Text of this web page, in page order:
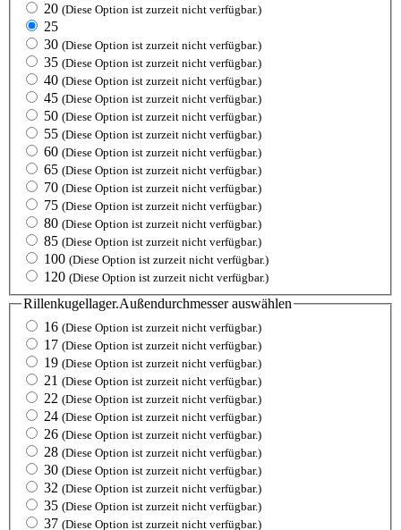
20 (Diese Option ist zurzeit nicht verfügbar.)
25
30 (Diese Option ist zurzeit nicht verfügbar.)
35 (Diese Option ist zurzeit nicht verfügbar.)
40 (Diese Option ist zurzeit nicht verfügbar.)
45 (Diese Option ist zurzeit nicht verfügbar.)
50 (Diese Option ist zurzeit nicht verfügbar.)
55 (Diese Option ist zurzeit nicht verfügbar.)
60 (Diese Option ist zurzeit nicht verfügbar.)
65 (Diese Option ist zurzeit nicht verfügbar.)
70 (Diese Option ist zurzeit nicht verfügbar.)
75 (Diese Option ist zurzeit nicht verfügbar.)
80 (Diese Option ist zurzeit nicht verfügbar.)
85 (Diese Option ist zurzeit nicht verfügbar.)
100 (Diese Option ist zurzeit nicht verfügbar.)
120 (Diese Option ist zurzeit nicht verfügbar.)
Rillenkugellager.Außendurchmesserauswählen
16 (Diese Option ist zurzeit nicht verfügbar.)
17 (Diese Option ist zurzeit nicht verfügbar.)
19 (Diese Option ist zurzeit nicht verfügbar.)
21 (Diese Option ist zurzeit nicht verfügbar.)
22 (Diese Option ist zurzeit nicht verfügbar.)
24 (Diese Option ist zurzeit nicht verfügbar.)
26 (Diese Option ist zurzeit nicht verfügbar.)
28 (Diese Option ist zurzeit nicht verfügbar.)
30 (Diese Option ist zurzeit nicht verfügbar.)
32 (Diese Option ist zurzeit nicht verfügbar.)
35 (Diese Option ist zurzeit nicht verfügbar.)
37 (Diese Option ist zurzeit nicht verfügbar.)